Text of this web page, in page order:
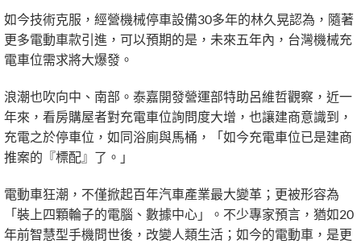
如今技術克服，經營機械停車設備30多年的林久晃認為，隨著
更多電動車款引進，可以預期的是，未來五年內，台灣機械充
電車位需求將大爆發。
浪潮也吹向中、南部。泰嘉開發營運部特助呂維哲觀察，近一
年來，看房購屋者對充電車位詢問度大增，也讓建商意識到，
充電之於停車位，如同浴廁與馬桶，「如今充電車位已是建商
推案的『標配』了。」
電動車狂潮，不僅掀起百年汽車產業最大變革；更被形容為
「裝上四顆輪子的電腦、數據中心」。不少專家預言，猶如20
年前智慧型手機問世後，改變人類生活；如今的電動車，是更